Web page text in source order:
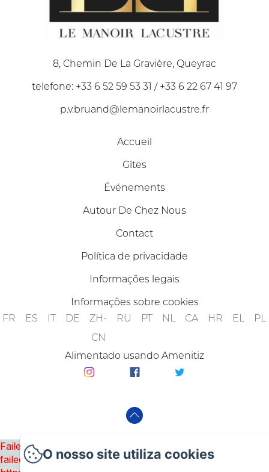
8, Chemin De La Gravière, Queyrac
telefone: +33 6 52 59 53 31 / +33 6 22 67 41 97
p.v.bruand@lemanoirlacustre.fr
Accueil
Gîtes
Événements
Autour De Chez Nous
Contact
Política de privacidade
Informações legais
Informações sobre cookies
FR
ES IT DE
ZH-
CN
RU PT NL CA HR EL PL
Alimentado usando Amenitiz
Failed to load BookingEngine/index: Loading chunk 8127
failed. (missing:O nosso site utiliza cookies